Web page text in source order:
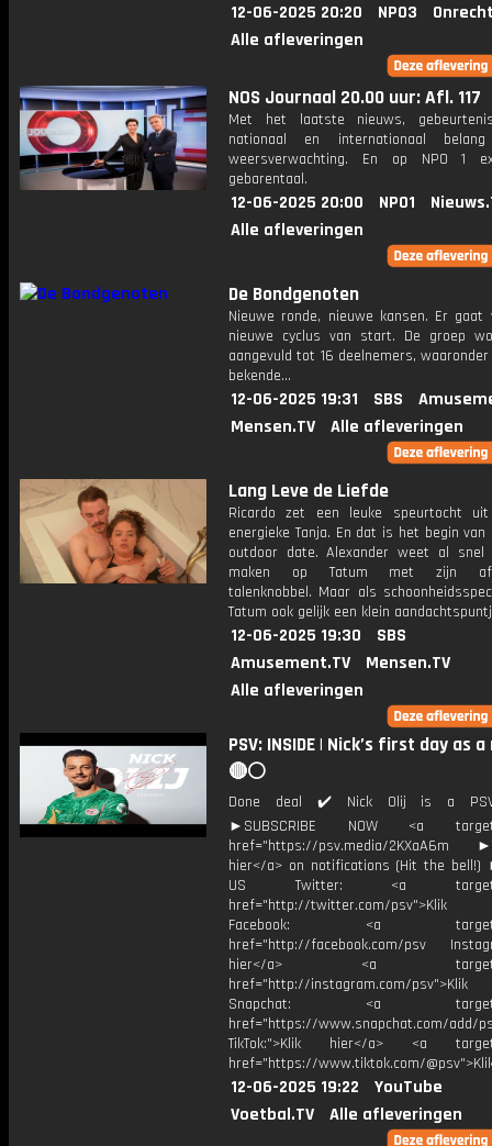
12-06-2025 20:20 NPO3
Alle afleveringen
NOS Journaal 20.00 uur: Afl. 117
Met het laatste nieuws,
nationaal en internationaal
weersverwachting. En op NPO 1
gebarentaal.
12-06-2025 20:00 NPO1
Alle afleveringen
De Bondgenoten
Nieuwe ronde, nieuwe kansen. Er gaat
nieuwe cyclus van start. De groep
aangevuld tot 16 deelnemers,
bekende...
12-06-2025 19:31 SBS
Mensen.TV
Alle afleveringen
Lang Leve de Liefde
Ricardo zet een leuke speurtocht
energieke Tanja. En dat is het begin van
outdoor date. Alexander weet al snel
maken op Tatum met zijn
talenknobbel. Maar als
Tatum ook gelijk een klein
12-06-2025 19:30
SBS
Amusement.TV
Mensen.TV
Alle afleveringen
PSV: INSIDE | Nick’s first day as
🔴⚪️
Done deal ✔️ Nick Olij is a
►SUBSCRIBE NOW <a
href="https://psv.media/2KXaA6m
hier</a> on notifications (Hit the bell!)
US Twitter: <a
href="http://twitter.com/psv">Klik
Facebook: <a
href="http://facebook.com/psv
hier</a> <a
href="http://instagram.com/
Snapchat: <a
href="https://www.snapchat.com/add/
TikTok:">Klik hier</a> <a
href="https://www.tiktok.com/
12-06-2025 19:22
YouTube
Voetbal.TV
Alle afleveringen